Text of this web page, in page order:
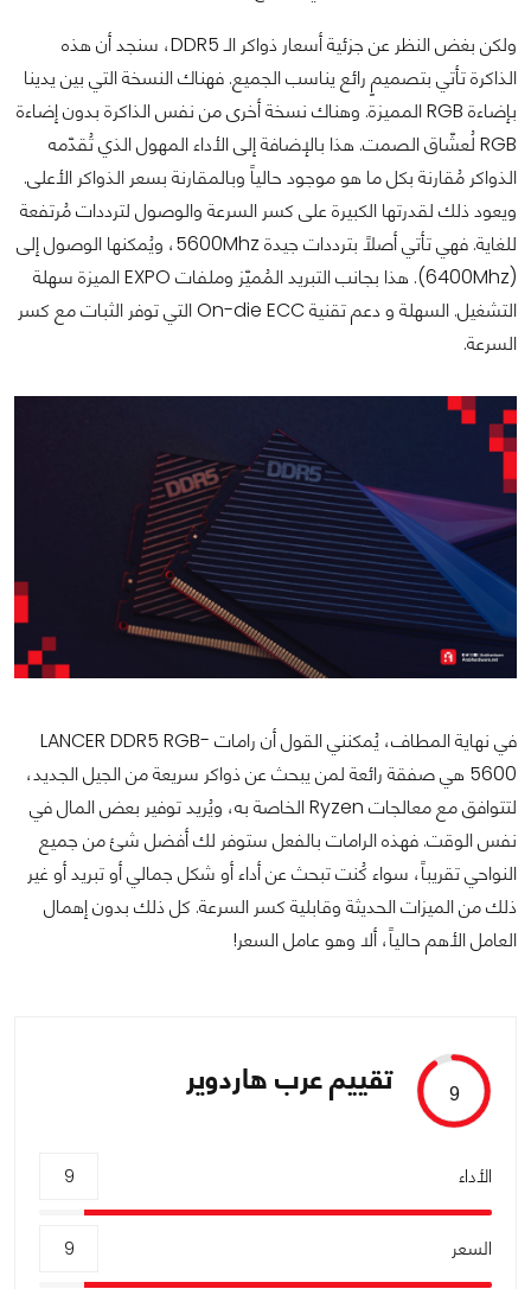
ولكن بغض النظر عن جزئية أسعار ذواكر الـ DDR5، سنجد أن هذه
الذاكرة تأتي بتصميمٍ رائع يناسب الجميع. فهناك النسخة التي بين يدينا
بإضاءة RGB المميزة. وهناك نسخة أخرى من نفس الذاكرة بدون إضاءة
RGB لُعشّاق الصمت. هذا بالإضافة إلى الأداء المهول الذي تُقدّمه
الذواكر مُقارنة بكل ما هو موجود حالياً وبالمقارنة بسعر الذواكر الأعلى.
ويعود ذلك لقدرتها الكبيرة على كسر السرعة والوصول لترددات مُرتفعة
للغاية. فهي تأتي أصلاً بترددات جيدة 5600Mhz، ويُمكنها الوصول إلى
(6400Mhz). هذا بجانب التبريد المُميّز وملفات EXPO الميزة سهلة
التشغيل. السهلة و دعم تقنية On-die ECC التي توفر الثبات مع كسر
السرعة.
في نهاية المطاف، يُمكنني القول أن رامات LANCER DDR5 RGB-
5600 هي صفقة رائعة لمن يبحث عن ذواكر سريعة من الجيل الجديد،
لتتوافق مع معالجات Ryzen الخاصة به، ويُريد توفير بعض المال في
نفس الوقت. فهذه الرامات بالفعل ستوفر لك أفضل شئ من جميع
النواحي تقريباً، سواء كُنت تبحث عن أداء أو شكل جمالي أو تبريد أو غير
ذلك من الميزات الحديثة وقابلية كسر السرعة. كل ذلك بدون إهمال
العامل الأهم حالياً، ألا وهو عامل السعر!
9 تقييم عرب هاردوير
الأداء 9
السعر 9